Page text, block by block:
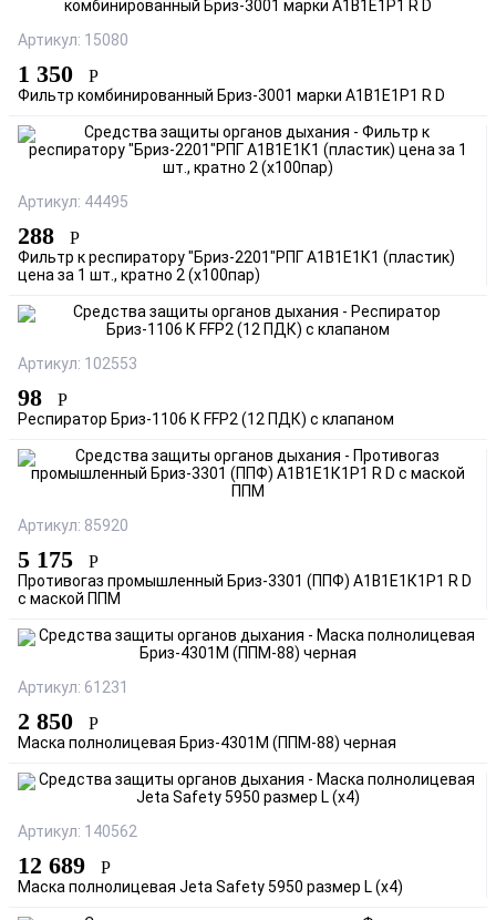
Артикул: 15080
1 350 Р
Фильтр комбинированный Бриз-3001 марки А1В1Е1Р1 R D
Артикул: 44495
288 Р
Фильтр к респиратору "Бриз-2201"РПГ А1В1Е1К1 (пластик)
цена за 1 шт., кратно 2 (х100пар)
Артикул: 102553
98 Р
Респиратор Бриз-1106 К FFP2 (12 ПДК) с клапаном
Артикул: 85920
5 175 Р
Противогаз промышленный Бриз-3301 (ППФ) А1В1Е1К1Р1 R D
с маской ППМ
Артикул: 61231
2 850 Р
Маска полнолицевая Бриз-4301М (ППМ-88) черная
Артикул: 140562
12 689 Р
Маска полнолицевая Jeta Safety 5950 размер L (x4)